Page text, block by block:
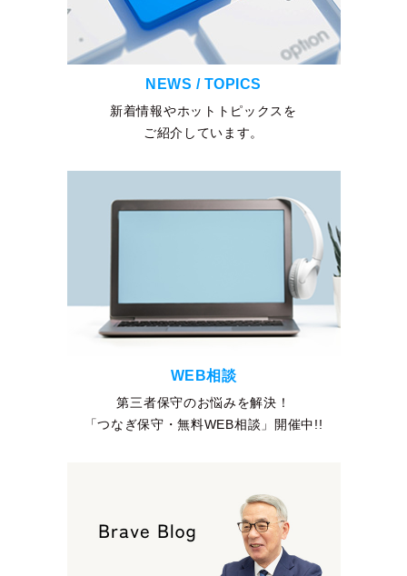
NEWS / TOPICS
新着情報やホットトピックスを
ご紹介しています。
WEB相談
第三者保守のお悩みを解決！
「つなぎ保守・無料WEB相談」開催中!!